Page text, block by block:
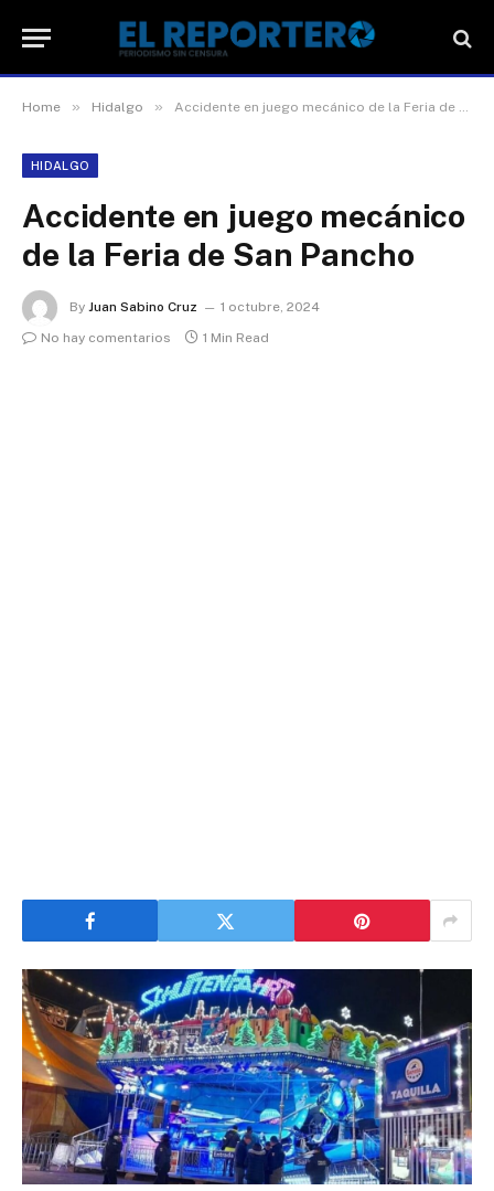
Home » Hidalgo » Accidente en juego mecánico de la Feria de San Pancho
HIDALGO
Accidente en juego mecánico
de la Feria de San Pancho
By Juan Sabino Cruz
1 octubre, 2024
No hay comentarios
1 Min Read